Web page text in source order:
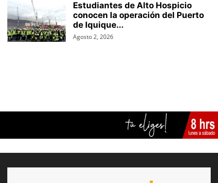
Estudiantes de Alto Hospicio
conocen la operación del Puerto
de Iquique...
Agosto 2, 2026